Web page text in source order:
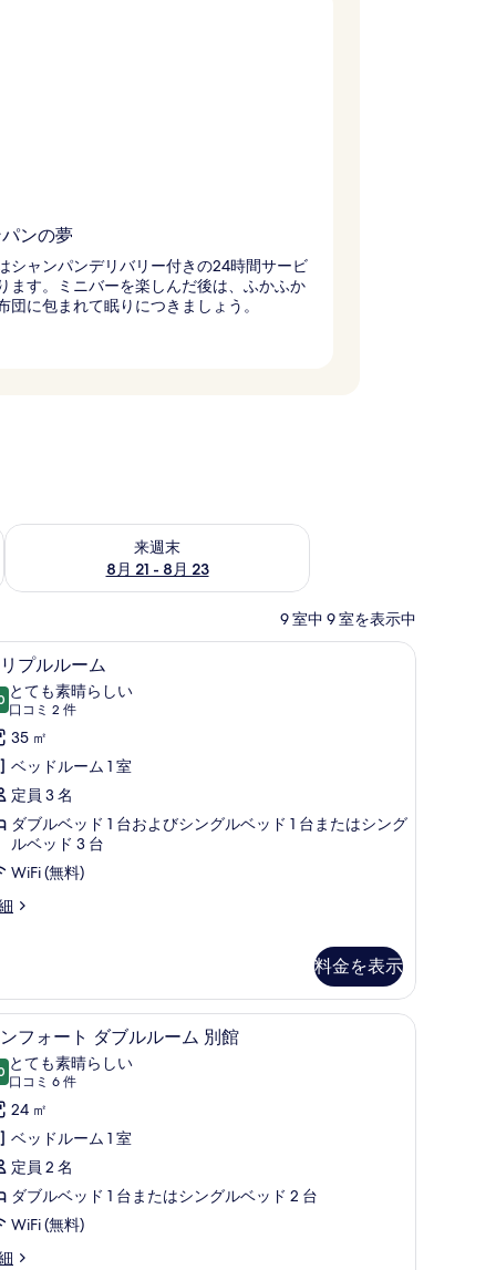
ンの夢
シャンパンデリバリー付きの24時間サービ
ます。ミニバーを楽しんだ後は、ふかふか
団に包まれて眠りにつきましょう。
ク
来週末
8月 21 - 8月 23
来週末 8月 21 - 8月 23 の空室状況をチェック
9 室中 9 室を表示中
業スペース
ー | 部屋からの景観 トリプルルーム | ミニバー、セーフティボ
12
リプルルーム
点中 9.0
とても素晴らしい
口コミ 2 件
(口
コ
ミ
2
件)
35 ㎡
ベッドルーム 1 室
定員 3 名
ダブルベッド 1 台およびシングルベッド 1 台またはシング
ルベッド 3 台
WiFi (無料)
料金を表示
ュー | ミニバー、セーフティボックス (室内)、デスク、ノートパソコン用作
コンフォート ダブルルーム 別館 | ミニバー
9 フォート ダブルルーム 別館
点中 9.0
とても素晴らしい
口コミ 6 件
(口
コ
ミ
6
件)
24 ㎡
ベッドルーム 1 室
定員 2 名
ダブルベッド 1 台またはシングルベッド 2 台
WiFi (無料)